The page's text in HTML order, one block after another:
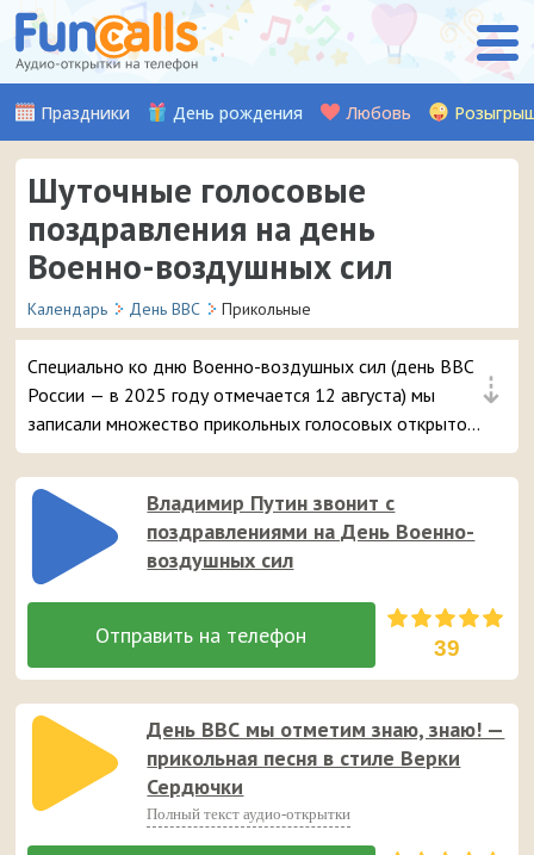
Праздники День рождения Любовь
Шуточные голосовые
поздравления на день
Военно-воздушных сил
Календарь День ВВС Прикольные
⇣
Специально ко дню Военно-воздушных сил (день ВВС
России — в 2025 году отмечается 12 августа) мы
записали множество прикольных голосовых открыток
с поздравлениями, которые можно отправить на
смартфон в виде звонка.
Владимир Путин звонит с
поздравлениями на День Военно-
воздушных сил
39
День ВВС мы отметим знаю, знаю! —
прикольная песня в стиле Верки
Сердючки
Полный текст аудио-открытки